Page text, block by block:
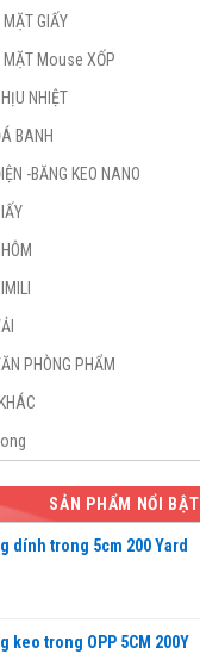
MẶT GIẤY
MẶT Mouse XỐP
NHIỆT
BANH
-BĂNG KEO NANO
PHÒNG PHẨM
SẢN PHẨM NỔI BẬT
dính trong 5cm 200 Yard
keo trong OPP 5CM 200Y